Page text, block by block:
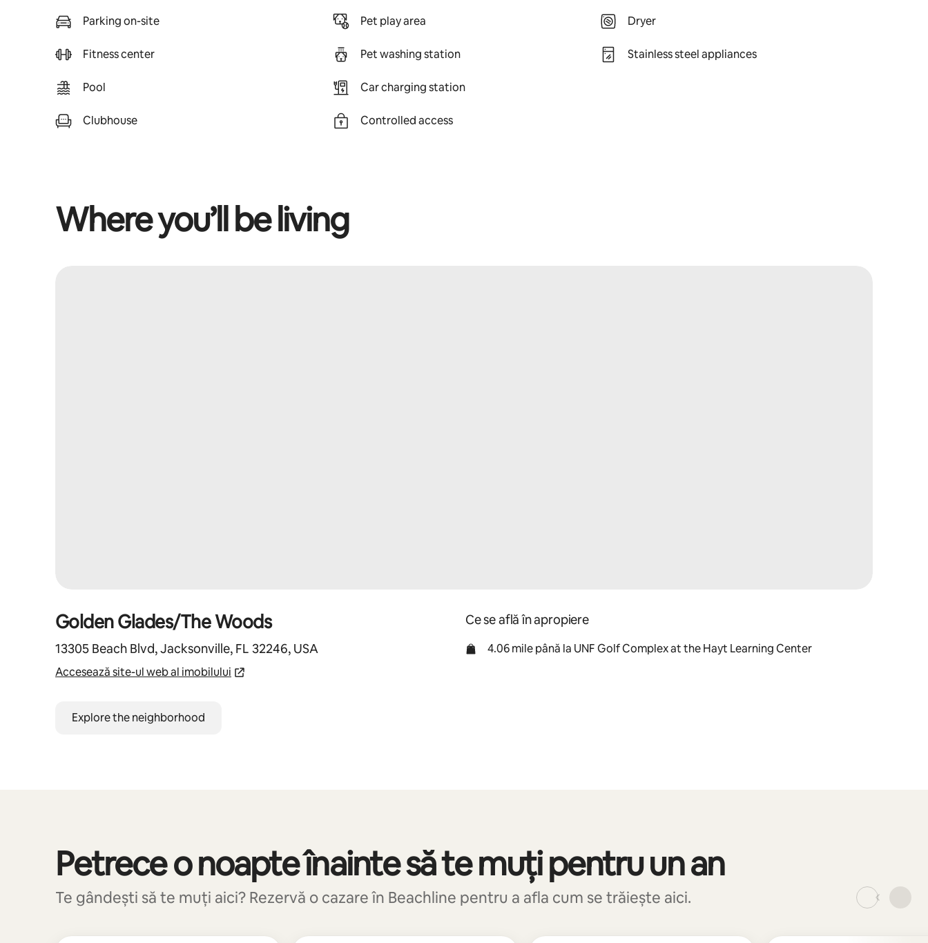
Parking on-site
Fitness center
Pool
Clubhouse
Pet play area
Pet washing station
Car charging station
Controlled access
Dryer
Stainless steel appliances
Where you’ll be living
Golden Glades/The Woods
13305 Beach Blvd, Jacksonville, FL 32246, USA
Accesează site-ul web al imobilului
Explore the neighborhood
Ce se află în apropiere
4.06 mile până la UNF Golf Complex at the Hayt Learning Center
Petrece o noapte înainte să te muți pentru un an
Te gândești să te muți aici? Rezervă o cazare în Beachline pentru a afla cum se trăiește aici.
Se afișează 0 din 0 elemente
_